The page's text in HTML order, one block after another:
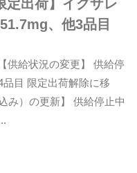
定出荷】イグザレ
、他3品目
供給状況の変更】 供給停
目 限定出荷解除に移
み）の更新】 供給停止中